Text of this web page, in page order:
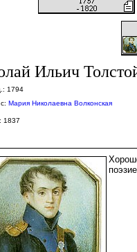
Ильич
1794
Мария Николаевна Волконская
1837